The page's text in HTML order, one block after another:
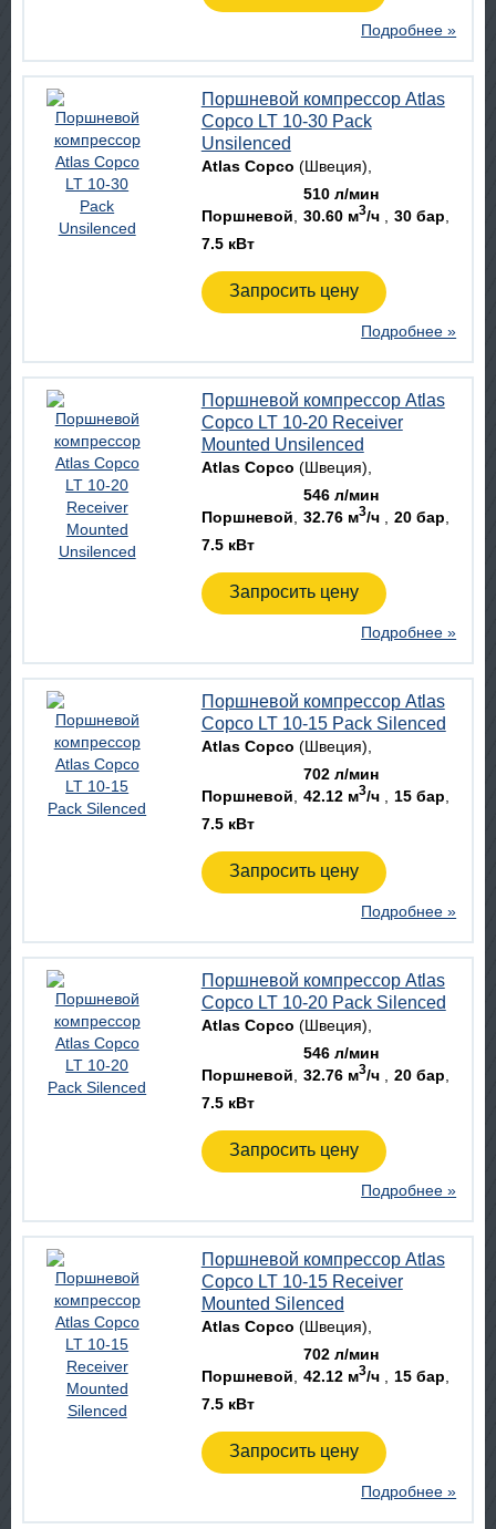
Подробнее »
Поршневой компрессор Atlas
Copco LT 10-30 Pack
Unsilenced
Atlas Copco (Швеция)
Поршневой
510 л/мин
30.60 м3/ч
30 бар
7.5 кВт
Запросить цену
Подробнее »
Поршневой компрессор Atlas
Copco LT 10-20 Receiver
Mounted Unsilenced
Atlas Copco (Швеция)
Поршневой
546 л/мин
32.76 м3/ч
20 бар
7.5 кВт
Запросить цену
Подробнее »
Поршневой компрессор Atlas
Copco LT 10-15 Pack Silenced
Atlas Copco (Швеция)
Поршневой
702 л/мин
42.12 м3/ч
15 бар
7.5 кВт
Запросить цену
Подробнее »
Поршневой компрессор Atlas
Copco LT 10-20 Pack Silenced
Atlas Copco (Швеция)
Поршневой
546 л/мин
32.76 м3/ч
20 бар
7.5 кВт
Запросить цену
Подробнее »
Поршневой компрессор Atlas
Copco LT 10-15 Receiver
Mounted Silenced
Atlas Copco (Швеция)
Поршневой
702 л/мин
42.12 м3/ч
15 бар
7.5 кВт
Запросить цену
Подробнее »